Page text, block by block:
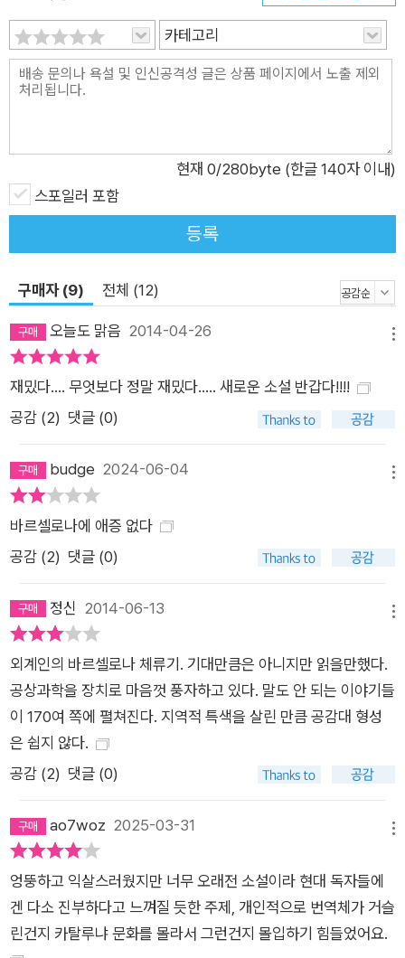
주인 부부를 대신해 음식점을 맡아 기계를 몽땅 고장 내는 등 좌
충우돌하며 지구 생활에 적응해 나가는 외계인의 모습은 시종일
관 웃음을 유발한다. 『구르브 연락 없다』가 멘도사의 다른 걸출한
때문일 것이다. ■ 에스파냐 서사 전통과 기발한 상상력, 유머의
향연이 만난 유쾌한 풍자 소설 『구르브 연락 없다』는 1990년 여
름 《엘 파이스》에 연재되고 이듬해 책으로 출간되었다. ‘외계인
의 일기’라는 설정은 1990년대 초반에 나온 소설로서는 상당히
롭기만 한 존재는 아니다. 술과 여자를 좋아하고 가는 곳마다 말
않는가. 멘도사는 이미 전작에서 에스파냐 전통 문학 양식인 피카
레스크 소설의 인물과 구성을 꾸준히 패러디해 왔다. 『경이로운
도시』의 오노레프, 삼부작(『납골당의 미스터리』, 『올리브 열매의
미로』, 『미용실에서 생긴 일』)의 이름 없는 탐정처럼 『구르브 연
락 없다』의 화자 역시 에스파냐 문학 전통에 작가의 기발한 상상
력을 더해 전형적인 피카레스크 주인공을 외계인으로 패러디한
것으로 볼 수 있다. 전통적인 피카레스크 소설이 주인공을 통해
사회의 부조리와 부패를 들춰내고 풍자하듯 『구르브 연락 없다』
역시 외계인의 탈 많은 지구 적응기를 통해 사회 전반의 문제들
을, 예컨대 빈부 격차와 인종 문제까지 폭넓게 건드린다. 21:00
(중략) 지구인들은 여러 범주로, 특히 부자와 빈자로 나뉘는 모양
이다. 그 이유는, 나는 잘 모르지만 그들이 무척 중요하게 여기는
문제들 중 하나다. 내가 보는 부자와 빈자의 기본적인 차이점은
이런 것 같다. 부자들은 그들이 가는 곳에서 그들이 원하는 것을
아무리 많이 손에 넣거나 아무리 많이 소비해도 돈을 내지 않는
반면, 빈자들은 땀을 뻘뻘 흘리면서까지 돈을 낸다. 09:50 (중략)
모든 인종들 중에서 흑인은(말 그대로 피부가 검은 사람은) 백인
다. 물론 어리석기는 흑인이나 백인이나 마찬가지다. 백인들은 흑
인들을 존중하지 않는데, 그것은 아마도 백인들의 집단적인 잠재
이었던 시대의 아픈 기억 때문일 것이다. 그러나 짧고 가벼운 작
품의 특성상 이러한 문제를 깊이 파고들기보다는 철저한 이방인
의 시선을 통해 잡다하고 일상적인 인간사의 우스꽝스럽고 부조
카테고리
현재 0/280byte (한글 140자 이내)
스포일러 포함
등록
구매자 (9) 전체 (12)
오늘도 맑음 2014-04-26
재밌다.... 무엇보다 정말 재밌다..... 새로운 소설 반갑다!!!!
공감 (2) 댓글 (0)
budge 2024-06-04
바르셀로나에 애증 없다
공감 (2) 댓글 (0)
정신 2014-06-13
외계인의 바르셀로나 체류기. 기대만큼은 아니지만 읽을만했다.
공상과학을 장치로 마음껏 풍자하고 있다. 말도 안 되는 이야기들
이 170여 쪽에 펼쳐진다. 지역적 특색을 살린 만큼 공감대 형성
은 쉽지 않다.
공감 (2) 댓글 (0)
ao7woz 2025-03-31
엉뚱하고 익살스러웠지만 너무 오래전 소설이라 현대 독자들에
겐 다소 진부하다고 느껴질 듯한 주제, 개인적으로 번역체가 거슬
린건지 카탈루냐 문화를 몰라서 그런건지 몰입하기 힘들었어요.